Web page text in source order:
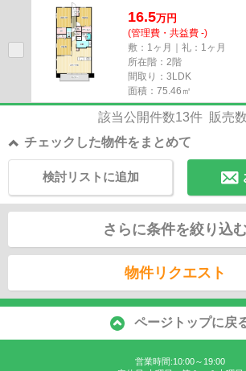
16.5万円
(管理費・共益費 -)
敷：1ヶ月｜礼：1ヶ月
所在階：2階
間取り：3LDK
面積：75.46㎡
該当公開件数13件 販売数
チェックした物件をまとめて
検討リストに追加
さらに条件を絞り込
物件リクエスト
ページトップに戻
営業時間:10:00～19:00